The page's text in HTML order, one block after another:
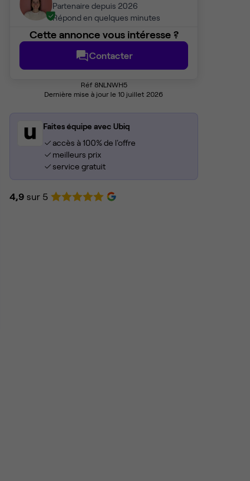
Partenaire depuis 2026
Répond en quelques minutes
Cette annonce vous intéresse ?
Contacter
Réf 8NLNWH5
Dernière mise à jour le 10 juillet 2026
Faites équipe avec Ubiq
accès à 100% de l'offre
meilleurs prix
service gratuit
4,9 sur 5